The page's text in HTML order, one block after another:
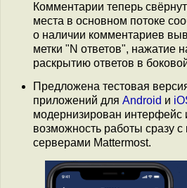
Комментарии теперь
места в основном потоке
о наличии комментариев
метки "N ответов", нажатие
раскрытию ответов в
Предложена тестовая
приложений для Android и
модернизирован интерфейс
возможность работы сразу с
серверами Mattermost.